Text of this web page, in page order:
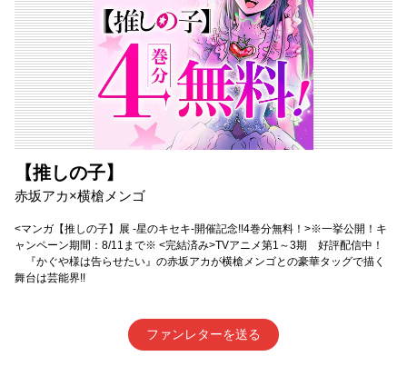
【推しの子】
赤坂アカ×横槍メンゴ
<マンガ【推しの子】展 -星のキセキ-開催記念!!4巻分無料！>※一挙公開！キ
ャンペーン期間：8/11まで※ <完結済み>TVアニメ第1～3期 好評配信中！
『かぐや様は告らせたい』の赤坂アカが横槍メンゴとの豪華タッグで描く
舞台は芸能界!!
ファンレターを送る